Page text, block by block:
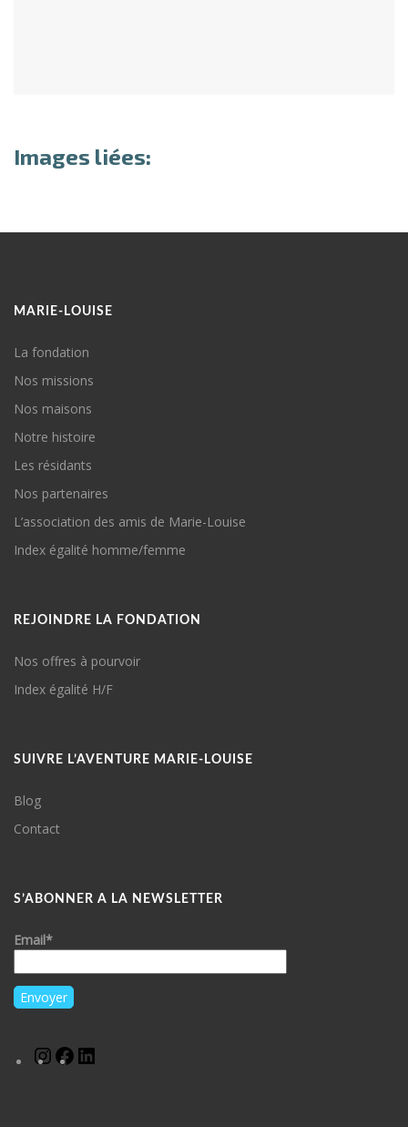
Images liées:
MARIE-LOUISE
La fondation
Nos missions
Nos maisons
Notre histoire
Les résidants
Nos partenaires
L’association des amis de Marie-Louise
Index égalité homme/femme
REJOINDRE LA FONDATION
Nos offres à pourvoir
Index égalité H/F
SUIVRE L’AVENTURE MARIE-LOUISE
Blog
Contact
S’ABONNER A LA NEWSLETTER
Email*